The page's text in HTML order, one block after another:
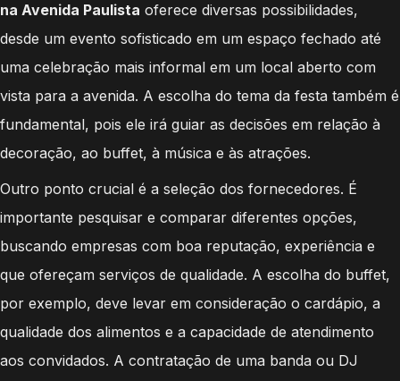
na Avenida Paulista oferece diversas possibilidades,
desde um evento sofisticado em um espaço fechado até
uma celebração mais informal em um local aberto com
vista para a avenida. A escolha do tema da festa também é
fundamental, pois ele irá guiar as decisões em relação à
decoração, ao buffet, à música e às atrações.
Outro ponto crucial é a seleção dos fornecedores. É
importante pesquisar e comparar diferentes opções,
buscando empresas com boa reputação, experiência e
que ofereçam serviços de qualidade. A escolha do buffet,
por exemplo, deve levar em consideração o cardápio, a
qualidade dos alimentos e a capacidade de atendimento
aos convidados. A contratação de uma banda ou DJ